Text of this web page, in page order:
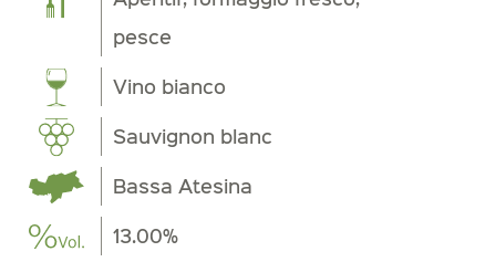
pesce
Vino bianco
Sauvignon blanc
Bassa Atesina
13.00%